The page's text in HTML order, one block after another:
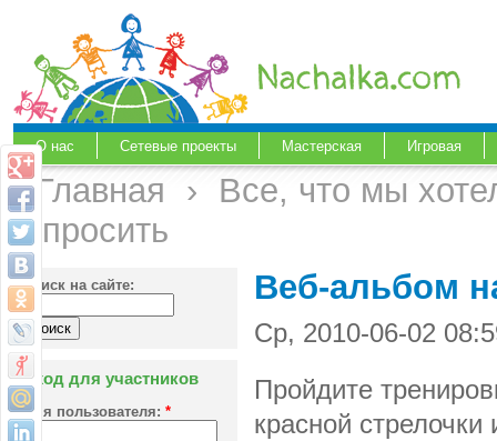
О нас Сетевые проекты Мастерская Игровая
Главная ›
Все, что мы
спросить
Поиск на сайте:
Вход для участников
Имя пользователя: *
Веб-альбом
Ср, 2010-06-02
Пройдите
красной